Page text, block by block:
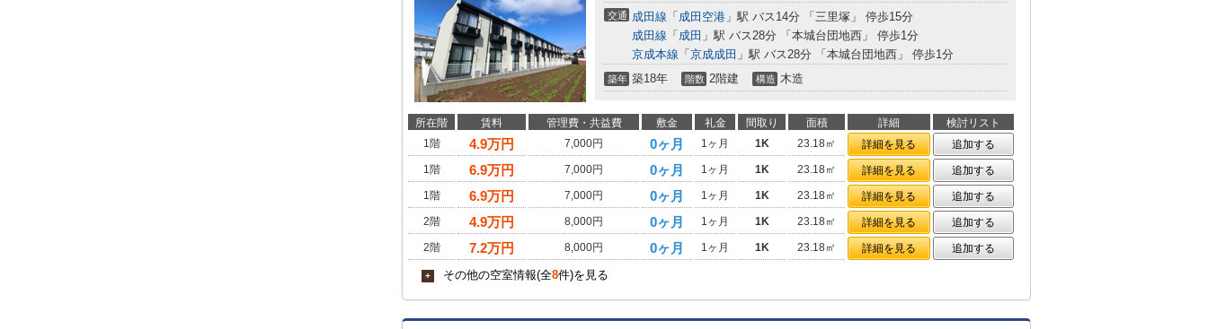
交通 成田線 「 成田空港 」駅 バス14分 「三里塚」 停歩15分
成田線 「 成田 」駅 バス28分 「本城台団地西」 停歩1分
京成本線 「 京成成田 」駅 バス28分 「本城台団地西」 停歩1分
築年 築18年 階数 2階建 構造 木造
所在階 賃料 管理費・共益費 敷金 礼金 間取り 面積 詳細
検討リスト
1階
4.9万円 7,000円 0ヶ月 1ヶ月 1K 23.18㎡ 詳細を見る
追加する
1階
6.9万円 7,000円 0ヶ月 1ヶ月 1K 23.18㎡ 詳細を見る
追加する
1階
6.9万円 7,000円 0ヶ月 1ヶ月 1K 23.18㎡ 詳細を見る
追加する
2階
4.9万円 8,000円 0ヶ月 1ヶ月 1K 23.18㎡ 詳細を見る
追加する
2階
7.2万円 8,000円 0ヶ月 1ヶ月 1K 23.18㎡ 詳細を見る 追加する
+ その他の空室情報(全8件)を見る